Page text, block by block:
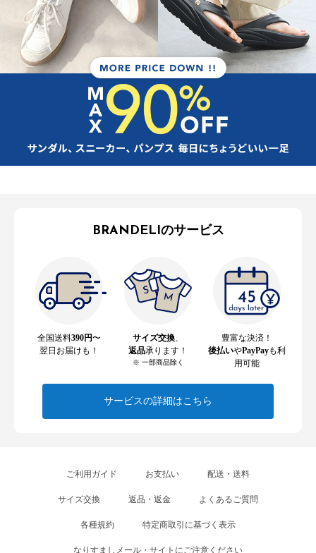
BRANDELIのサービス
全国送料390円〜
翌日お届けも！
サイズ交換、
返品承ります！
※ 一部商品除く
豊富な決済！
後払いやPayPayも利
用可能
サービスの詳細はこちら
ご利用ガイド お支払い 配送・送料
サイズ交換 返品・返金 よくあるご質問
各種規約 特定商取引に基づく表示
なりすましメール・サイトにご注意ください